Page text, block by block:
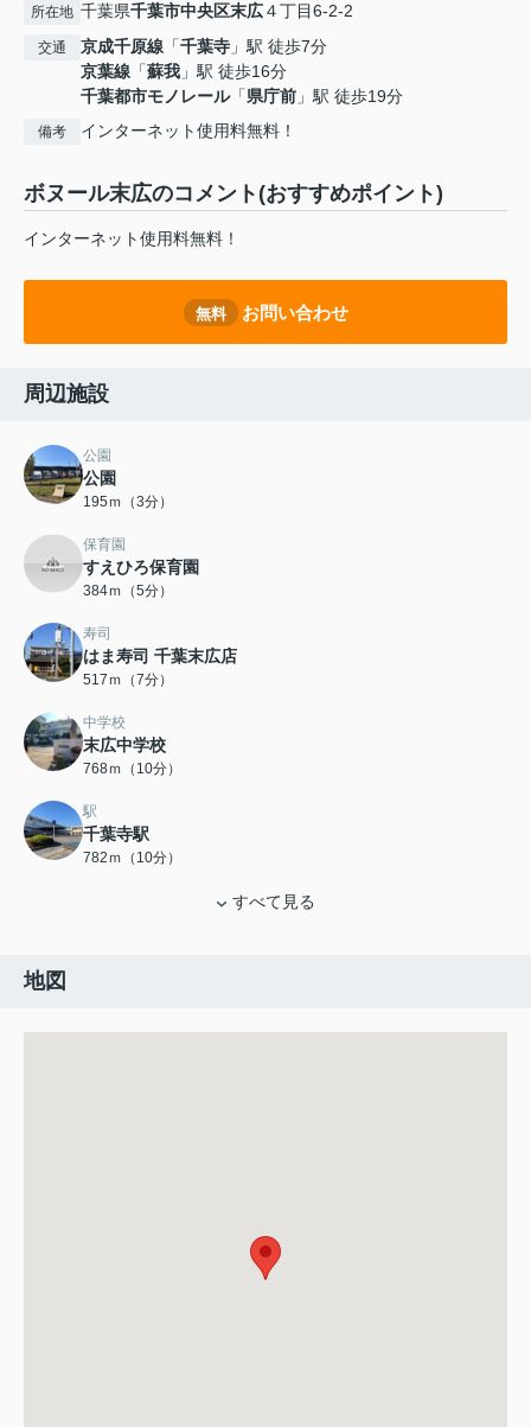
所在地 千葉県千葉市中央区末広４丁目6-2-2
交通 京成千原線 「千葉寺 」駅 徒歩7分
京葉線 「蘇我 」駅 徒歩16分
千葉都市モノレール「県庁前 」駅 徒歩19分
備考 インターネット使用料無料！
ボヌール末広のコメント(おすすめポイント)
インターネット使用料無料！
無料 お問い合わせ
周辺施設
公園
公園
195ｍ（3分）
保育園
すえひろ保育園
384ｍ（5分）
寿司
はま寿司 千葉末広店
517ｍ（7分）
中学校
末広中学校
768ｍ（10分）
駅
千葉寺駅
782ｍ（10分）
すべて見る
地図